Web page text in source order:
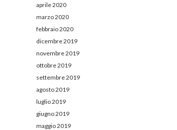
aprile 2020
marzo 2020
febbraio 2020
dicembre 2019
novembre 2019
ottobre 2019
settembre 2019
agosto 2019
luglio 2019
giugno 2019
maggio 2019